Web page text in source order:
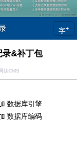
字+
录&补丁包
CMS
数据库引擎
数据库编码